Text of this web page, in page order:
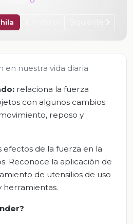
en nuestra vida diaria
relaciona la fuerza
con algunos cambios
reposo y
efectos de la fuerza en la
Reconoce la aplicación de
de utensilios de uso
herramientas.